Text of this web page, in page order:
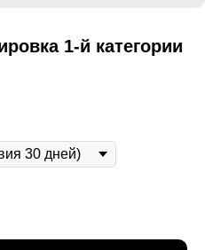
1-й категории